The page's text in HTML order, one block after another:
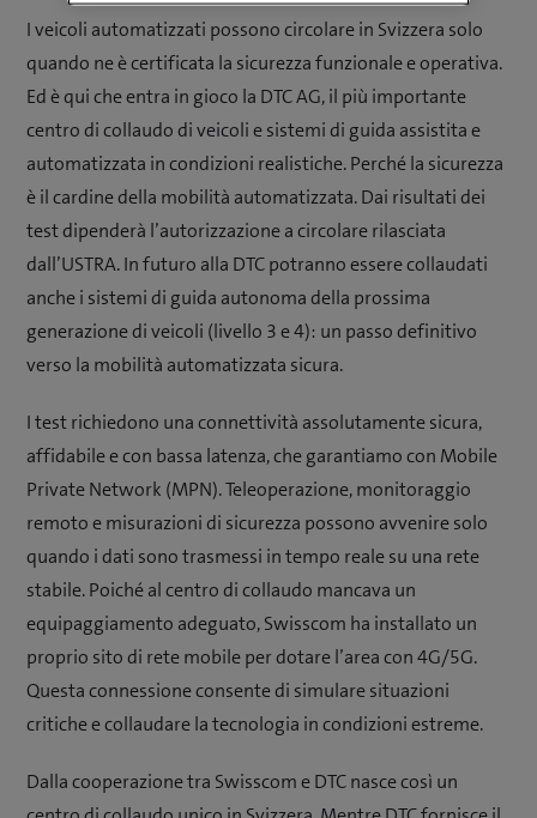
I veicoli automatizzati possono circolare in Svizzera solo
quando ne è certificata la sicurezza funzionale e operativa.
Ed è qui che entra in gioco la DTC AG, il più importante
centro di collaudo di veicoli e sistemi di guida assistita e
automatizzata in condizioni realistiche. Perché la sicurezza
è il cardine della mobilità automatizzata. Dai risultati dei
test dipenderà l’autorizzazione a circolare rilasciata
dall’USTRA. In futuro alla DTC potranno essere collaudati
anche i sistemi di guida autonoma della prossima
generazione di veicoli (livello 3 e 4): un passo definitivo
verso la mobilità automatizzata sicura.
I test richiedono una connettività assolutamente sicura,
affidabile e con bassa latenza, che garantiamo con Mobile
Private Network (MPN). Teleoperazione, monitoraggio
remoto e misurazioni di sicurezza possono avvenire solo
quando i dati sono trasmessi in tempo reale su una rete
stabile. Poiché al centro di collaudo mancava un
equipaggiamento adeguato, Swisscom ha installato un
proprio sito di rete mobile per dotare l’area con 4G/5G.
Questa connessione consente di simulare situazioni
critiche e collaudare la tecnologia in condizioni estreme.
Dalla cooperazione tra Swisscom e DTC nasce così un